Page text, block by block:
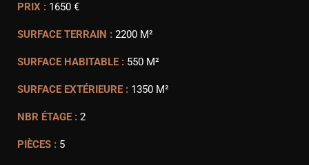
PRIX : 1650 €
SURFACE TERRAIN : 2200 M²
SURFACE HABITABLE : 550 M²
SURFACE EXTÉRIEURE : 1350 M²
NBR ÉTAGE : 2
PIÈCES : 5